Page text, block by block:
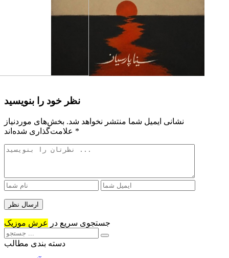
نظر خود را بنویسید
نشانی ایمیل شما منتشر نخواهد شد. بخش‌های موردنیاز
*
جستجوی سریع در عرش موزیک
دسته بندی مطالب